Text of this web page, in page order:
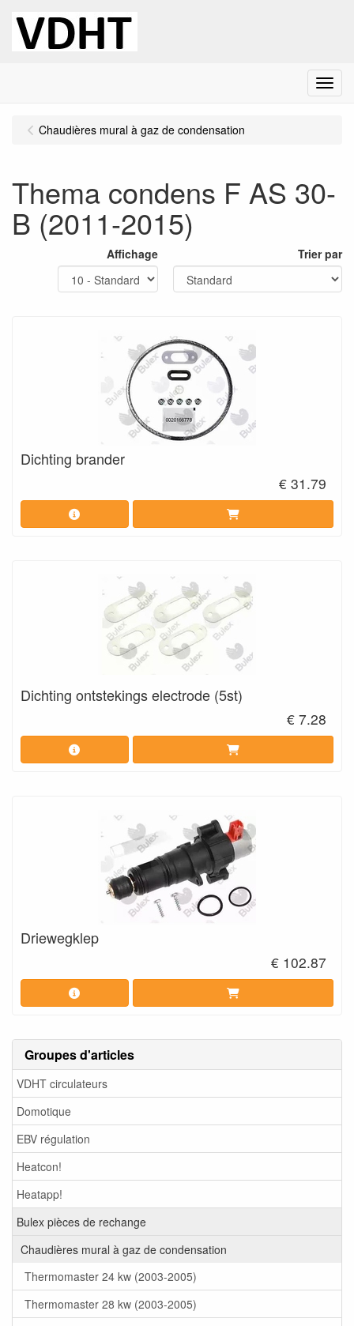
Menu
Groupes d'articles
VDHT circulateurs
Domotique
EBV régulation
Heatcon!
Heatapp!
Bulex pièces de rechange
Chaudières mural à gaz de condensation
Thermomaster 24 kw (2003-2005)
Thermomaster 28 kw (2003-2005)
Chaudières mural à gaz de condensation
Thema condens F AS 30-
B (2011-2015)
Affichage Trier par
Dichting brander
€ 31.79
Dichting ontstekings electrode (5st)
€ 7.28
Driewegklep
€ 102.87